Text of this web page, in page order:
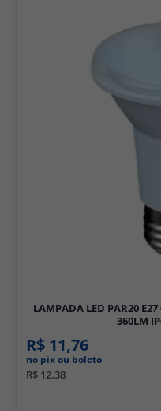
LAMPADA LED PAR20
360LM
R$ 11,76
no pix ou boleto
R$ 12,38